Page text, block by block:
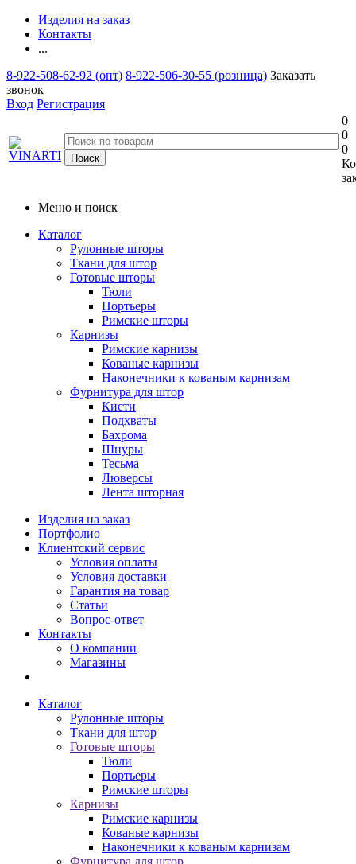
Изделия на заказ
Контакты
...
8-922-508-62-92 (опт) 8-922-506-30-55 (розница) Заказать
звонок
Вход Регистрация
0
0
0
Меню и поиск
Каталог
Рулонные шторы
Ткани для штор
Готовые шторы
Тюли
Портьеры
Римские шторы
Карнизы
Римские карнизы
Кованые карнизы
Наконечники к кованым карнизам
Фурнитура для штор
Кисти
Подхваты
Бахрома
Шнуры
Тесьма
Люверсы
Лента шторная
Изделия на заказ
Портфолио
Клиентский сервис
Условия оплаты
Условия доставки
Гарантия на товар
Статьи
Вопрос-ответ
Контакты
О компании
Магазины
Каталог
Рулонные шторы
Ткани для штор
Готовые шторы
Тюли
Портьеры
Римские шторы
Карнизы
Римские карнизы
Кованые карнизы
Наконечники к кованым карнизам
Фурнитура для штор